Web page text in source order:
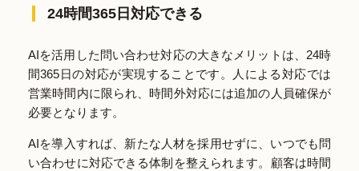
24時間365日対応できる
AIを活用した問い合わせ対応の大きなメリットは、24時
間365日の対応が実現することです。人による対応では
営業時間内に限られ、時間外対応には追加の人員確保が
必要となります。
AIを導入すれば、新たな人材を採用せずに、いつでも問
い合わせに対応できる体制を整えられます。顧客は時間